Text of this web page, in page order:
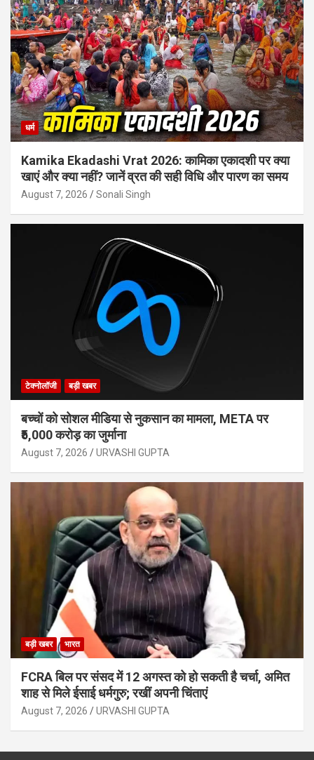
धर्म
Kamika Ekadashi Vrat 2026: कामिका एकादशी पर क्या
खाएं और क्या नहीं? जानें व्रत की सही विधि और पारण का समय
August 7, 2026 Sonali Singh
टेक्नोलॉजी बड़ी खबर
बच्चों को सोशल मीडिया से नुकसान का मामला, META पर
₹5,000 करोड़ का जुर्माना
August 7, 2026 URVASHI GUPTA
बड़ी खबर भारत
FCRA बिल पर संसद में 12 अगस्त को हो सकती है चर्चा, अमित
शाह से मिले ईसाई धर्मगुरु; रखीं अपनी चिंताएं
August 7, 2026 URVASHI GUPTA